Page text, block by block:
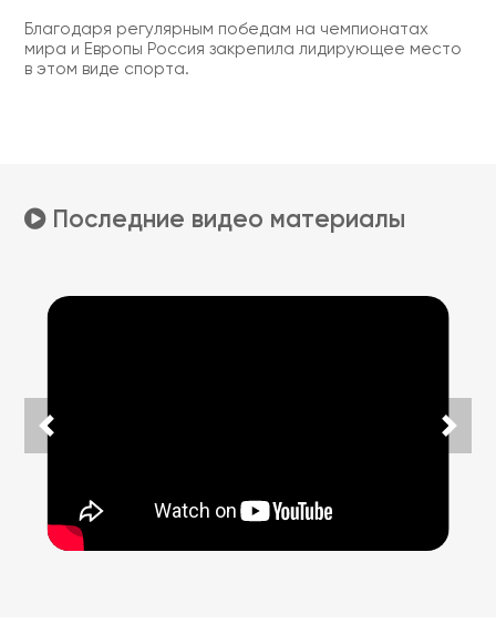
Благодаря регулярным победам на чемпионатах
мира и Европы Россия закрепила лидирующее место
в этом виде спорта.
Последние видео материалы